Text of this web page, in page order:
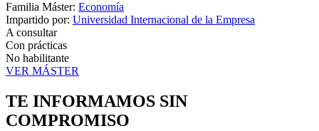
Familia Máster: Economía
Impartido por: Universidad Internacional de la Empresa
A consultar
Con prácticas
No habilitante
VER MÁSTER
TE INFORMAMOS SIN
COMPROMISO